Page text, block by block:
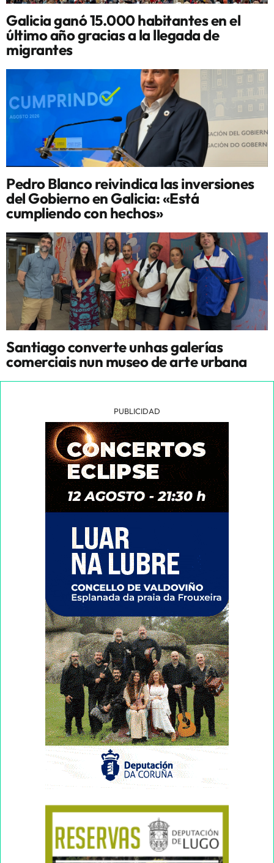
Galicia ganó 15.000 habitantes en el
último año gracias a la llegada de
migrantes
Pedro Blanco reivindica las inversiones
del Gobierno en Galicia: «Está
cumpliendo con hechos»
Santiago converte unhas galerías
comerciais nun museo de arte urbana
PUBLICIDAD